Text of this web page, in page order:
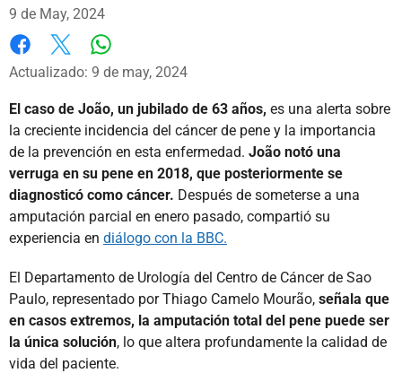
9 de May, 2024
Facebook
X
Actualizado: 9 de may, 2024
El caso de João, un jubilado de 63 años, es una alerta sobre
la creciente incidencia del cáncer de pene y la importancia
de la prevención en esta enfermedad. João notó una
verruga en su pene en 2018, que posteriormente se
diagnosticó como cáncer. Después de someterse a una
amputación parcial en enero pasado, compartió su
experiencia en diálogo con la BBC.
El Departamento de Urología del Centro de Cáncer de Sao
Paulo, representado por Thiago Camelo Mourão, señala que
en casos extremos, la amputación total del pene puede ser
la única solución, lo que altera profundamente la calidad de
vida del paciente.